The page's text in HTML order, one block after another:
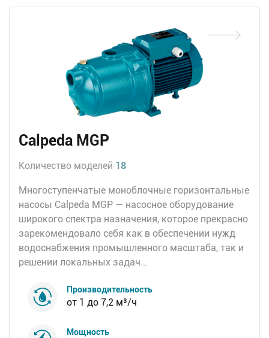
Calpeda MGP
Количество моделей 18
Многоступенчатые моноблочные горизонтальные
насосы Calpeda MGP — насосное оборудование
широкого спектра назначения, которое прекрасно
зарекомендовало себя как в обеспечении нужд
водоснабжения промышленного масштаба, так и
решении локальных задач...
Производительность
от 1 до 7,2 м³/ч
Мощность